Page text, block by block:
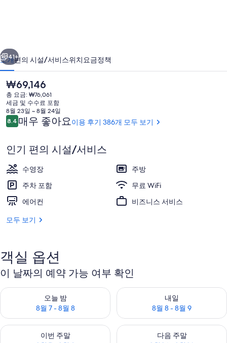
사
진
갤
러
리
무료 WiFi
41+
소개편의 시설/서비스위치요금정책
현
재
가
격
은
₩69,146
₩69,146
총 요금: ₩76,061
세금 및 수수료 포함
8월 23일 ~ 8월 24일
이
용
기
8.410점 만점 중 8.4점.
매우 좋아요이용 후기 386개 모두 보기
인기 편의 시설/서비스
수영장
주방
주차 포함
무료 WiFi
에어컨
비즈니스 서비스
모두 보기
객실 옵션
이 날짜의 예약 가능 여부 확인
오늘 밤
8월 7 - 8월 8
오늘 밤 예약 가능 여부 확인, 8월 7 - 8월 8
내일
8월 8 - 8월 9
내일 예약 가능 여부 확인, 8월
이번 주말
이번 주말 예약 가능 여부 확인, 8월 7 - 8월 9
다음 주말
다음 주말 예약 가능 여부 확인,